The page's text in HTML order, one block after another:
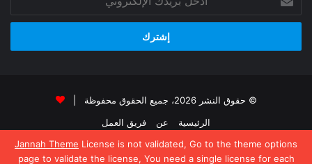
Jannah Theme License is not validated, Go to the theme options
page to validate the license, You need a single license for each
بريدك
الإلكتروني
© حقوق النشر 2026، جميع الحقوق محفوظة |
الرئيسية
عن فريق العمل
فيسبوك
‫X
‫YouTubeانستقرام